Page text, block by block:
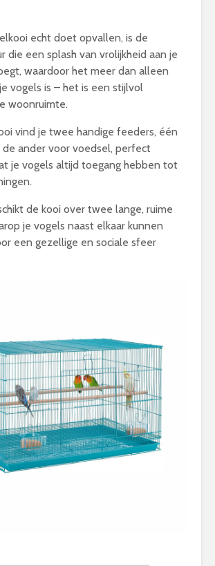
echt doet opvallen, is de
die een splash van vrolijkheid aan je
waardoor het meer dan alleen
vogels is – het is een stijlvol
woonruimte.
vind je twee handige feeders, één
ander voor voedsel, perfect
je vogels altijd toegang hebben tot
de kooi over twee lange, ruime
je vogels naast elkaar kunnen
een gezellige en sociale sfeer